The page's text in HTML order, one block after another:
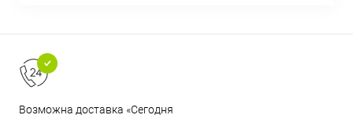
Возможна доставка «Сегодня